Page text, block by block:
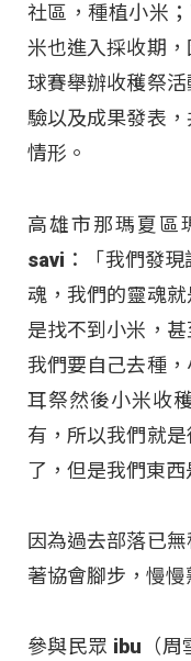
社區，種植小米
米也進入採收期
球賽舉辦收穫祭
驗以及成果發表
情形。
高雄市那瑪夏區
savi：「我們發
魂，我們的靈魂
是找不到小米，
我們要自己去種
耳祭然後小米收
有，所以我們就
了，但是我們東西
因為過去部落已
著協會腳步，慢慢
參與民眾 ibu（周